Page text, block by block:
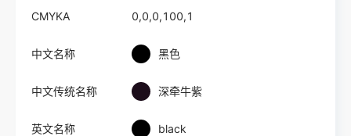
CMYKA 0,0,0,100,1
中文名称 黑色
中文传统名称 深牵牛紫
英文名称 black